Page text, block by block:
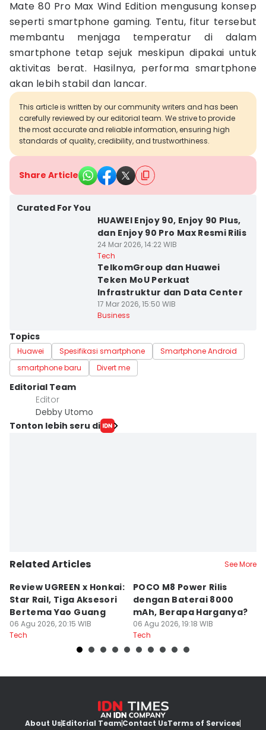
Mate 80 Pro Max Wind Edition mengusung konsep
seperti smartphone gaming. Tentu, fitur tersebut
membantu menjaga temperatur di dalam
smartphone tetap sejuk meskipun dipakai untuk
aktivitas berat. Hasilnya, performa smartphone
akan lebih stabil dan lancar.
This article is written by our community writers and has been
carefully reviewed by our editorial team. We strive to provide
the most accurate and reliable information, ensuring high
standards of quality, credibility, and trustworthiness.
Share Article
Curated For You
HUAWEI Enjoy 90, Enjoy 90 Plus,
dan Enjoy 90 Pro Max Resmi Rilis
24 Mar 2026, 14:22 WIB
Tech
TelkomGroup dan Huawei
Teken MoU Perkuat
Infrastruktur dan Data Center
17 Mar 2026, 15:50 WIB
Business
Topics
Huawei Spesifikasi smartphone
Smartphone Android
smartphone baru
Divert me
Editorial Team
Editor
Debby Utomo
Tonton lebih seru di
Related Articles See More
Review UGREEN x Honkai:
Star Rail, Tiga Aksesori
Bertema Yao Guang
06 Agu 2026, 20:15 WIB
Tech
POCO M8 Power Rilis
dengan Baterai 8000
mAh, Berapa Harganya?
06 Agu 2026, 19:18 WIB
Tech
About UsEditorial TeamContact UsTerms of Services